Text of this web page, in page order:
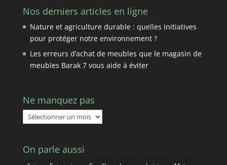
Nos derniers articles en ligne
Nature et agriculture durable : quelles initiatives
pour protéger notre environnement ?
Les erreurs d’achat de meubles que le magasin de
meubles Barak 7 vous aide à éviter
Ne manquez pas
Ne
manquez
On parle aussi